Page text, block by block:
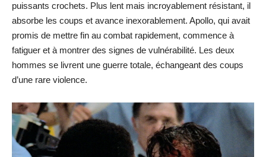
puissants crochets. Plus lent mais incroyablement résistant, il
absorbe les coups et avance inexorablement. Apollo, qui avait
promis de mettre fin au combat rapidement, commence à
fatiguer et à montrer des signes de vulnérabilité. Les deux
hommes se livrent une guerre totale, échangeant des coups
d’une rare violence.